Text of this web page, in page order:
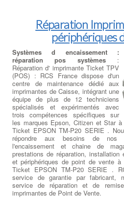
Réparation
périphériques
Systèmes d encaissement :
réparation pos systèmes:
Réparation d' imprimante Ticket TPV
(POS) : RCS France dispose d'un
centre de maintenance dédié aux
imprimantes de Caisse, intégrant une
équipe de plus de 12 techniciens
spécialisés et expérimentés avec
trois compétences spécifiques sur
les marques Epson, Citizen et Star
Ticket EPSON TM-P20 SERIE .
répondre aux besoins de nos
l'encaissement et chaine de
prestations de réparation, installation
et périphériques de point de vente à
Ticket EPSON TM-P20 SERIE .
service de garantie par fabricant,
service de réparation et de
imprimantes de Point de Vente.